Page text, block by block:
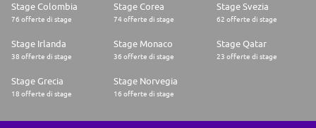
Stage Colombia
76 offerte di stage
Stage Corea
74 offerte di stage
Stage Svezia
62 offerte di stage
Stage Irlanda
38 offerte di stage
Stage Monaco
36 offerte di stage
Stage Qatar
23 offerte di stage
Stage Grecia
18 offerte di stage
Stage Norvegia
16 offerte di stage